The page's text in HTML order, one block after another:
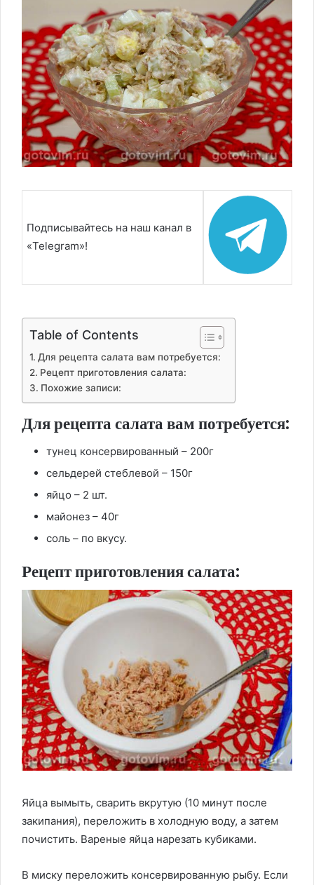
Подписывайтесь на наш канал в
«Telegram»!
Table of Contents
Для рецепта салата вам потребуется:
Рецепт приготовления салата:
Похожие записи:
Для рецепта салата вам потребуется:
тунец консервированный – 200г
сельдерей стеблевой – 150г
яйцо – 2 шт.
майонез – 40г
соль – по вкусу.
Рецепт приготовления салата:
Яйца вымыть, сварить вкрутую (10 минут после
закипания), переложить в холодную воду, а затем
почистить. Вареные яйца нарезать кубиками.
В миску переложить консервированную рыбу. Если